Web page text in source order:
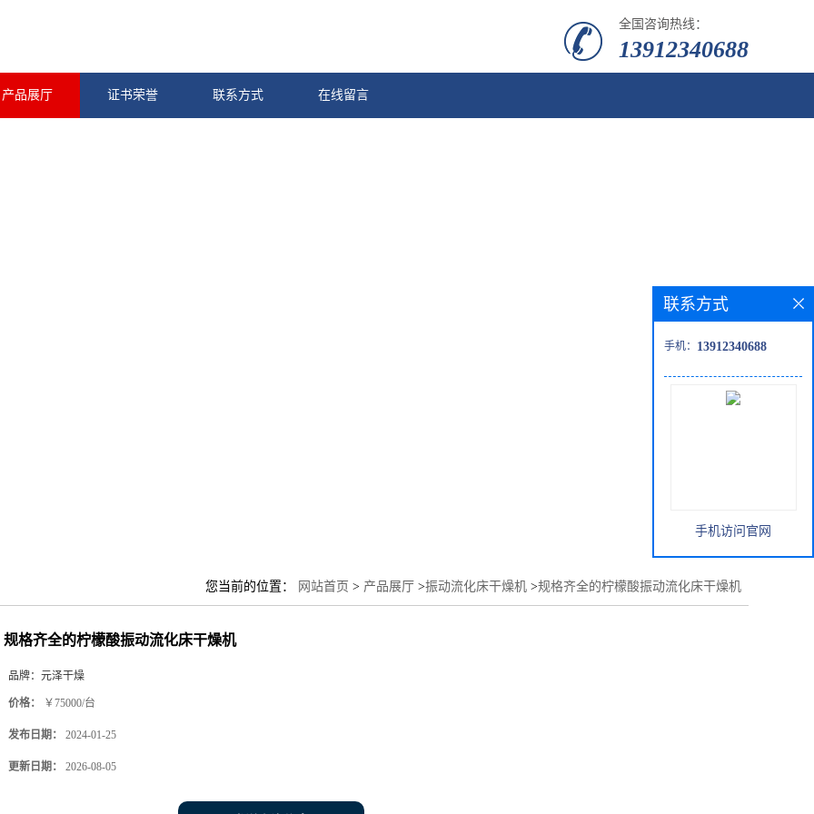
全国咨询热线：
13912340688
产品展厅 证书荣誉 联系方式 在线留言
您当前的位置： 网站首页 > 产品展厅 >振动流化床干燥机 >规格齐全的柠檬酸振动流化床干燥机
规格齐全的柠檬酸振动流化床干燥机
品牌： 元泽干燥
价格： ￥75000/台
发布日期： 2024-01-25
更新日期： 2026-08-05
联系方式
手机： 13912340688
手机访问官网